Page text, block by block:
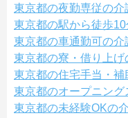
東京都の夜勤専従の介
東京都の駅から徒歩
東京都の車通勤可の介
東京都の寮・借り上げ
東京都の住宅手当・補
東京都のオープニング
東京都の未経験OKの